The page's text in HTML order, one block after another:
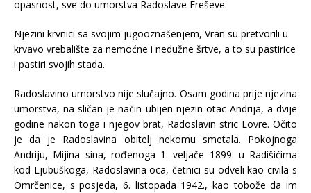
opasnost, sve do umorstva Radoslave Ereševe.
Njezini krvnici sa svojim jugooznašenjem, Vran su pretvorili u
krvavo vrebalište za nemoćne i nedužne šrtve, a to su pastirice
i pastiri svojih stada.
Radoslavino umorstvo nije slučajno. Osam godina prije njezina
umorstva, na sličan je način ubijen njezin otac Andrija, a dvije
godine nakon toga i njegov brat, Radoslavin stric Lovre. Očito
je da je Radoslavina obitelj nekomu smetala. Pokojnoga
Andriju, Mijina sina, rođenoga 1. veljače 1899. u Radišićima
kod Ljubuškoga, Radoslavina oca, četnici su odveli kao civila s
Omrčenice, s posjeda, 6. listopada 1942., kao tobože da im